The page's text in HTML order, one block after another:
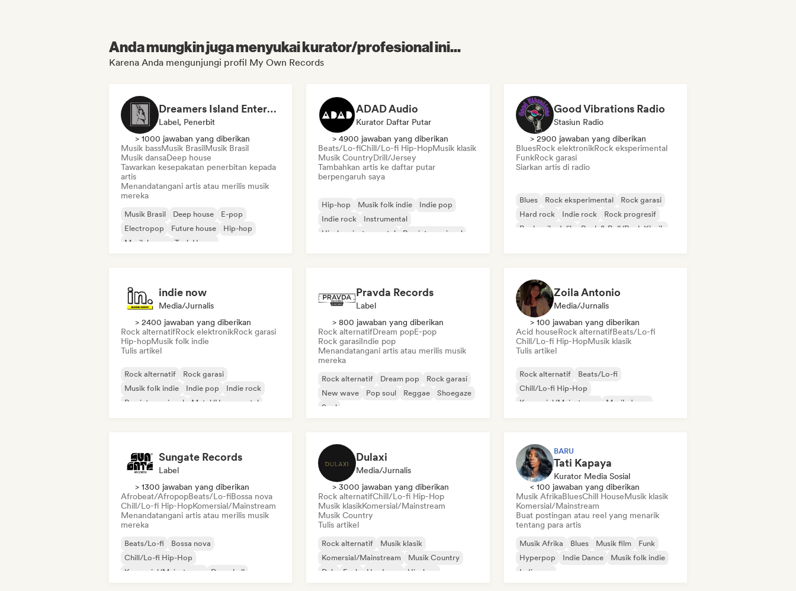
Anda mungkin juga menyukai kurator/profesional ini...
Karena Anda mengunjungi profil My Own Records
Dreamers Island Entertainment
Label, Penerbit
> 1000 jawaban yang diberikan
Musik bassMusik BrasilMusik Brasil
Musik dansaDeep house
Tawarkan kesepakatan penerbitan kepada
artis
Menandatangani artis atau merilis musik
mereka
Musik Brasil Deep house
E-pop
Electropop
Future house
Hip-hop
Musik house
Tech House
ADAD Audio
Kurator Daftar Putar
> 4900 jawaban yang diberikan
Beats/Lo-fiChill/Lo-fi Hip-HopMusik klasik
Musik CountryDrill/Jersey
Tambahkan artis ke daftar putar
berpengaruh saya
Hip-hop Musik folk indie
Indie pop
Indie rock
Instrumental
Hip-hop instrumental
Rap internasional
Good Vibrations Radio
Stasiun Radio
> 2900 jawaban yang diberikan
BluesRock elektronikRock eksperimental
FunkRock garasi
Siarkan artis di radio
Blues Rock eksperimental
Rock garasi
Hard rock
Indie rock
Rock progresif
Rock psikedelik
Rock & Roll/Rock Klasik
indie now
Media/Jurnalis
> 2400 jawaban yang diberikan
Rock alternatifRock elektronikRock garasi
Hip-hopMusik folk indie
Tulis artikel
Rock alternatif
Rock garasi
Musik folk indie
Indie pop
Indie rock
Rap internasional
Metal/Heavy metal
Pravda Records
Label
> 800 jawaban yang diberikan
Rock alternatifDream popE-pop
Rock garasiIndie pop
Menandatangani artis atau merilis musik
mereka
Rock alternatif Dream pop
Rock garasi
New wave
Pop soul Reggae
Shoegaze
Soul
Zoila Antonio
Media/Jurnalis
> 100 jawaban yang diberikan
Acid houseRock alternatifBeats/Lo-fi
Chill/Lo-fi Hip-HopMusik klasik
Tulis artikel
Rock alternatif
Beats/Lo-fi
Chill/Lo-fi Hip-Hop
Komersial/Mainstream
Musik dansa
Sungate Records
Label
> 1300 jawaban yang diberikan
Afrobeat/AfropopBeats/Lo-fiBossa nova
Chill/Lo-fi Hip-HopKomersial/Mainstream
Menandatangani artis atau merilis musik
mereka
Beats/Lo-fi
Bossa nova
Chill/Lo-fi Hip-Hop
Komersial/Mainstream
Dancehall
Dulaxi
Media/Jurnalis
> 3000 jawaban yang diberikan
Rock alternatifChill/Lo-fi Hip-Hop
Musik klasikKomersial/Mainstream
Musik Country
Tulis artikel
Rock alternatif
Musik klasik
Komersial/Mainstream
Musik Country
Dub
Funk Hardcore Hip-hop
BARU
Tati Kapaya
Kurator Media Sosial
< 100 jawaban yang diberikan
Musik AfrikaBluesChill HouseMusik klasik
Komersial/Mainstream
Buat postingan atau reel yang menarik
tentang para artis
Musik Afrika Blues Musik film
Funk
Hyperpop
Indie Dance
Musik folk indie
Indie pop